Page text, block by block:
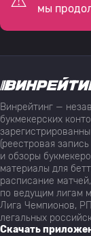
мы
Винрейтинг —
букмекерских
(реестровая
и обзоры
материалы для
расписание
по ведущим лигам
Лига Чемпионов,
легальных
Скачать